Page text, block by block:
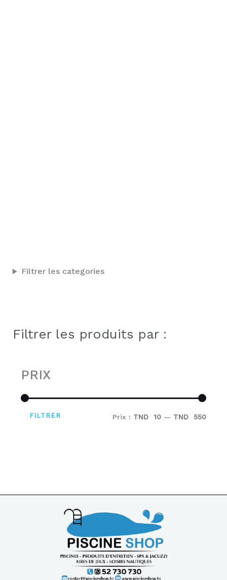
Filtrer les categories
Filtrer les produits par :
PRIX
FILTRER Prix : TND 10 — TND 550